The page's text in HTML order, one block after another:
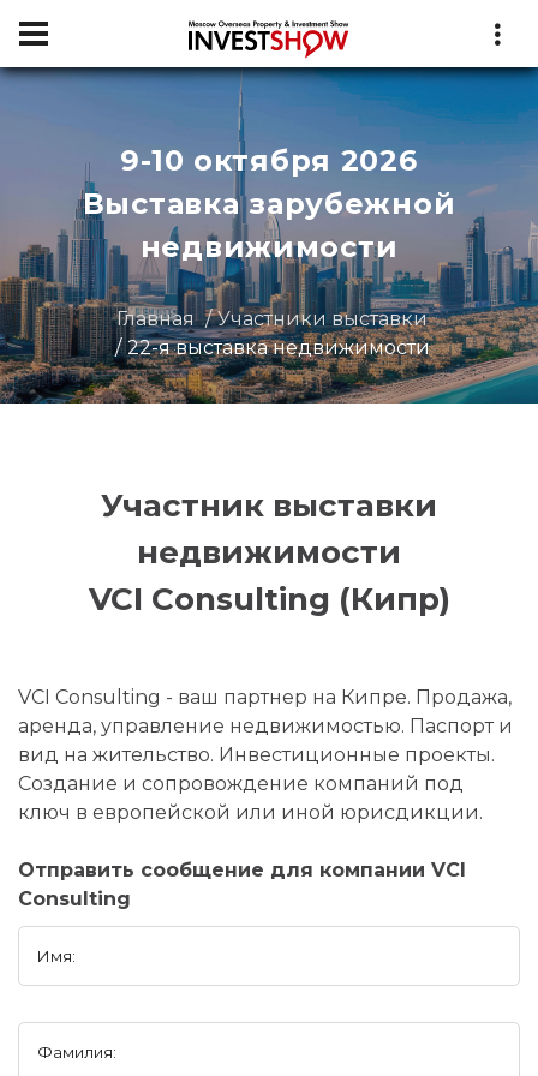
9-10 октября 2026
Выставка зарубежной
недвижимости
Главная
Участники выставки
22-я выставка недвижимости
Участник выставки
недвижимости
VCI Consulting (Кипр)
VCI Consulting - ваш партнер на Кипре. Продажа,
аренда, управление недвижимостью. Паспорт и
вид на жительство. Инвестиционные проекты.
Создание и сопровождение компаний под
ключ в европейской или иной юрисдикции.
Отправить сообщение для компании VCI
Consulting
Имя:
Фамилия: